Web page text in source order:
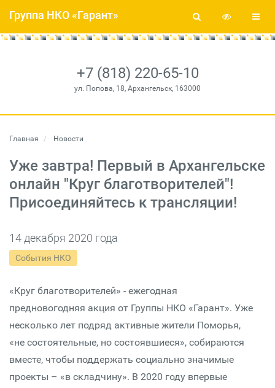
+7 (818) 220-65-10
ул. Попова, 18, Архангельск, 163000
Группа НКО «Гарант»
Главная Новости
Уже завтра! Первый в Архангельске
онлайн "Круг благотворителей"!
Присоединяйтесь к трансляции!
14 декабря 2020 года
События НКО
«Круг благотворителей» - ежегодная
предновогодняя акция от Группы НКО «Гарант». Уже
несколько лет подряд активные жители Поморья,
«не состоятельные, но состоявшиеся», собираются
вместе, чтобы поддержать социально значимые
проекты – «в складчину». В 2020 году впервые